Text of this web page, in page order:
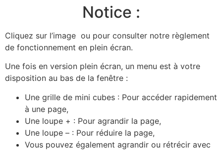
Notice :
Cliquez sur l’image ou pour consulter notre règlement
de fonctionnement en plein écran.
Une fois en version plein écran, un menu est à votre
disposition au bas de la fenêtre :
Une grille de mini cubes : Pour accéder rapidement
à une page,
Une loupe + : Pour agrandir la page,
Une loupe – : Pour réduire la page,
Vous pouvez également agrandir ou rétrécir avec